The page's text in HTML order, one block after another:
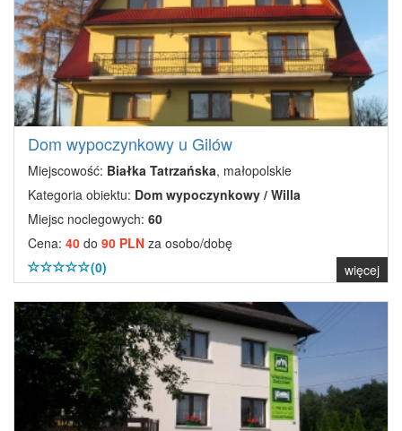
Dom wypoczynkowy u Gilów
Miejscowość: Białka Tatrzańska, małopolskie
Kategoria obiektu: Dom wypoczynkowy / Willa
Miejsc noclegowych: 60
Cena: 40 do 90 PLN za osobo/dobę
(0)
więcej